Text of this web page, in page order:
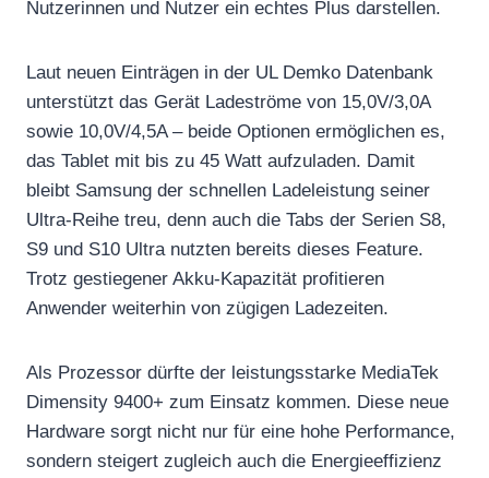
Nutzerinnen und Nutzer ein echtes Plus darstellen.
Laut neuen Einträgen in der UL Demko Datenbank
unterstützt das Gerät Ladeströme von 15,0V/3,0A
sowie 10,0V/4,5A – beide Optionen ermöglichen es,
das Tablet mit bis zu 45 Watt aufzuladen. Damit
bleibt Samsung der schnellen Ladeleistung seiner
Ultra-Reihe treu, denn auch die Tabs der Serien S8,
S9 und S10 Ultra nutzten bereits dieses Feature.
Trotz gestiegener Akku-Kapazität profitieren
Anwender weiterhin von zügigen Ladezeiten.
Als Prozessor dürfte der leistungsstarke MediaTek
Dimensity 9400+ zum Einsatz kommen. Diese neue
Hardware sorgt nicht nur für eine hohe Performance,
sondern steigert zugleich auch die Energieeffizienz